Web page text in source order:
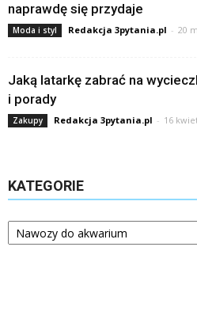
naprawdę się przydaje
Moda i styl Redakcja 3pytania.pl - 20
Jaką latarkę zabrać na
i porady
Zakupy Redakcja 3pytania.pl - 16
KATEGORIE
Kategorie